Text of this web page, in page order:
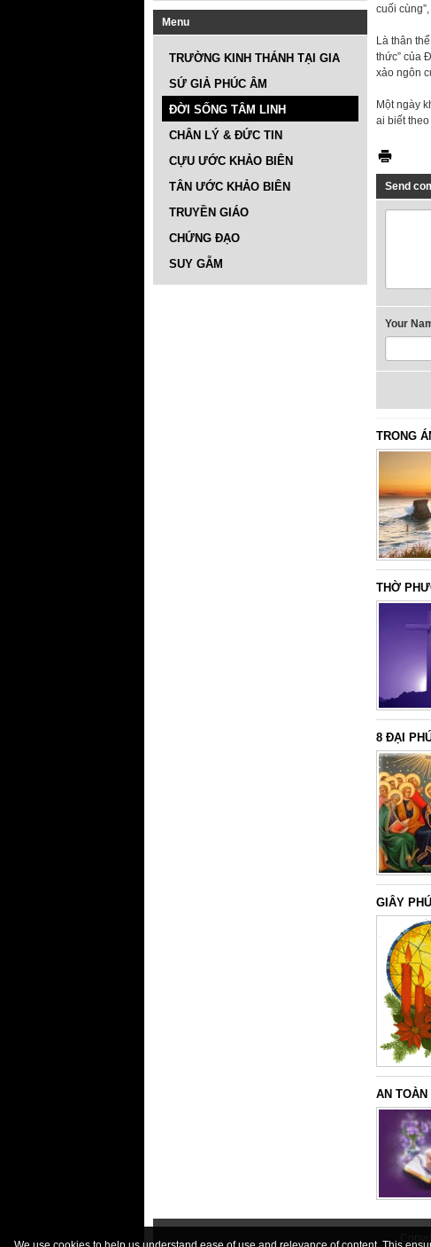
Menu
TRƯỜNG KINH THÁNH TẠI GIA
SỨ GIẢ PHÚC ÂM
ĐỜI SỐNG TÂM LINH
CHÂN LÝ & ĐỨC TIN
CỰU ƯỚC KHẢO BIÊN
TÂN ƯỚC KHẢO BIÊN
TRUYỀN GIÁO
CHỨNG ĐẠO
SUY GẪM
cuối
Là thân
thức” của
xảo ngôn
Một ngày
ai biết
Send
Your
TRONG
THỜ
8 ĐẠI
GIÂY
AN TOÀN